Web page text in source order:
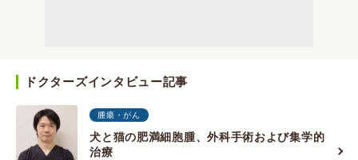
ドクターズインタビュー記事
腫瘍・がん
犬と猫の肥満細胞腫、外科手術および集学的
治療